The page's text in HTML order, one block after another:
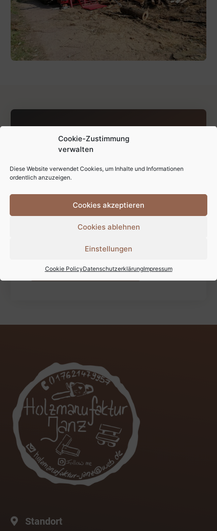
Cookie-Zustimmung
verwalten
Diese Website verwendet Cookies, um Inhalte und Informationen
ordentlich anzuzeigen.
Cookies akzeptieren
Cookies ablehnen
Einstellungen
Cookie PolicyDatenschutzerklärungImpressum
Sie brauchen Hilfe bei der
Bearbeitung von Holz?
Kommen Sie bei Fragen einfach auf uns zu.
Gerne machen wir Ihnen individuelle
Angebote und finden in der Regel für alles
Jetzt kontaktieren
Standort